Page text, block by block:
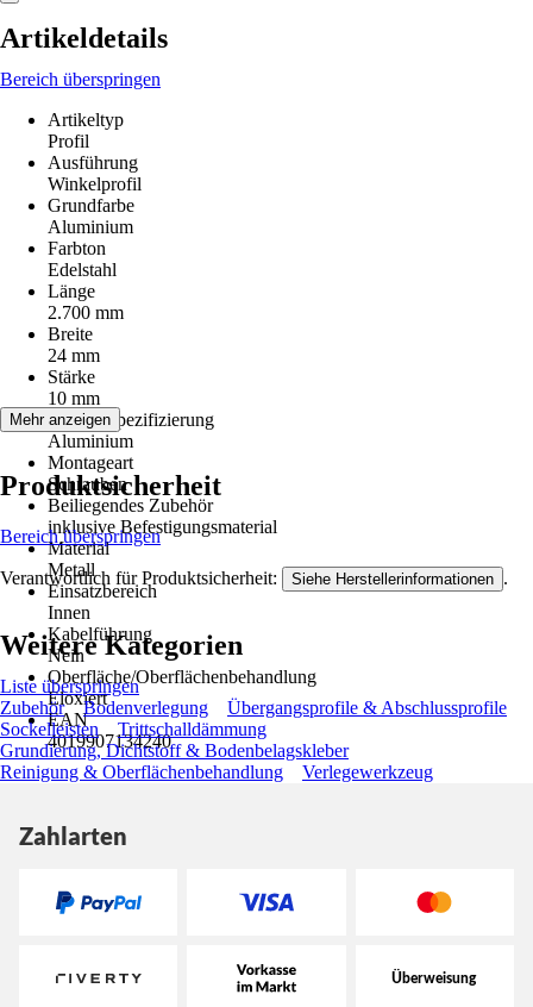
Artikeldetails
Bereich überspringen
Artikeltyp
Profil
Ausführung
Winkelprofil
Grundfarbe
Aluminium
Farbton
Edelstahl
Länge
2.700 mm
Breite
24 mm
Stärke
10 mm
Materialspezifizierung
Aluminium
Montageart
Schrauben
Beiliegendes Zubehör
inklusive Befestigungsmaterial
Material
Metall
Einsatzbereich
Innen
Kabelführung
Nein
Oberfläche/Oberflächenbehandlung
Eloxiert
EAN
4019907134240
Mehr anzeigen
Produktsicherheit
Bereich überspringen
Verantwortlich für Produktsicherheit: Siehe Herstellerinformationen .
Weitere Kategorien
Liste überspringen
Zubehör
Bodenverlegung
Übergangsprofile & Abschlussprofile
Sockelleisten
Trittschalldämmung
Grundierung, Dichtstoff & Bodenbelagskleber
Reinigung & Oberflächenbehandlung
Verlegewerkzeug
Zahlarten